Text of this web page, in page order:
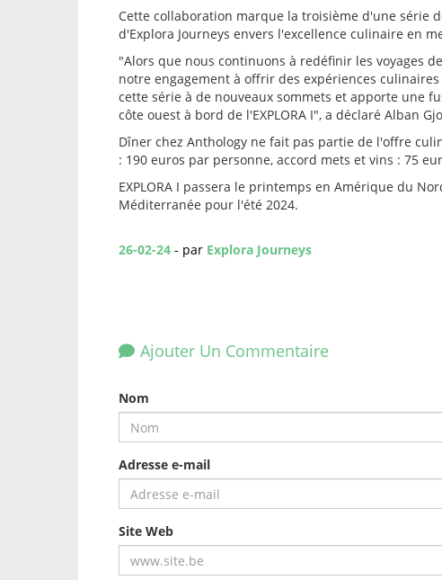
Cette collaboration marque la troisième d'une série
d'Explora Journeys envers l'excellence culinaire en
"Alors que nous continuons à redéfinir les voyages
notre engagement à offrir des expériences
cette série à de nouveaux sommets et apporte une
côte ouest à bord de l'EXPLORA I", a déclaré Alban
Dîner chez Anthology ne fait pas partie de l'offre
: 190 euros par personne, accord mets et vins : 75
EXPLORA I passera le printemps en Amérique du
Méditerranée pour l'été 2024.
26-02-24 - par Explora Journeys
Ajouter Un Commentaire
Nom
Adresse e-mail
Site Web